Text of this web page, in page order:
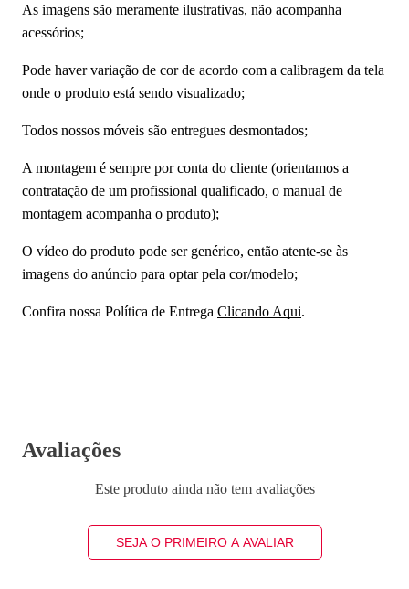
As imagens são meramente ilustrativas, não acompanha
acessórios;
Pode haver variação de cor de acordo com a calibragem da tela
onde o produto está sendo visualizado;
Todos nossos móveis são entregues desmontados;
A montagem é sempre por conta do cliente (orientamos a
contratação de um profissional qualificado, o manual de
montagem acompanha o produto);
O vídeo do produto pode ser genérico, então atente-se às
imagens do anúncio para optar pela cor/modelo;
Confira nossa Política de Entrega Clicando Aqui.
Avaliações
Este produto ainda não tem avaliações
SEJA O PRIMEIRO A AVALIAR